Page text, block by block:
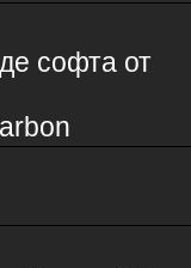
софта от